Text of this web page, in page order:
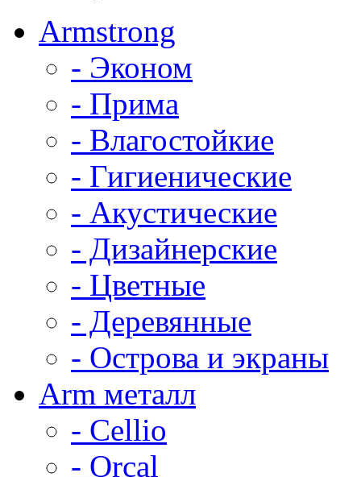
Armstrong
- Эконом
- Прима
- Влагостойкие
- Гигиенические
- Акустические
- Дизайнерские
- Цветные
- Деревянные
- Острова и экраны
Arm металл
- Cellio
- Orcal